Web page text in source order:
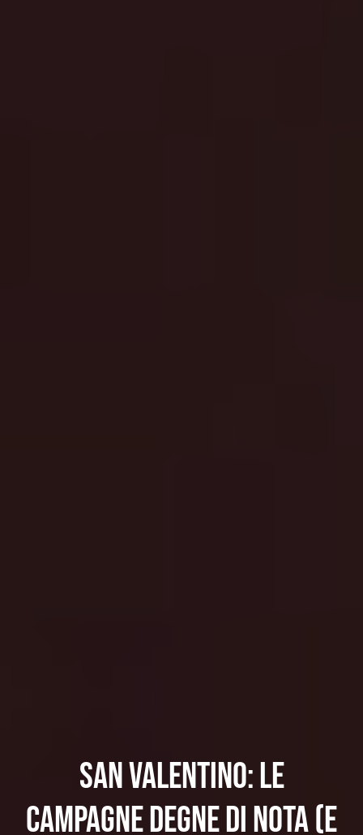
San Valentino: le
campagne degne di nota (e